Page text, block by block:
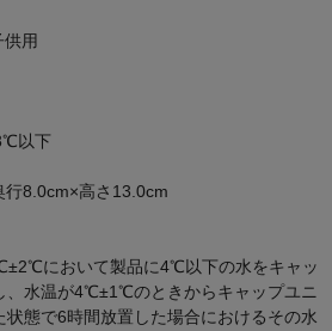
とめ買い
用
以下
行8.0cm×高さ13.0cm
において製品に4℃以下の水をキャッ
、水温が4℃±1℃のときからキャップユニ
状態で6時間放置した場合におけるその水